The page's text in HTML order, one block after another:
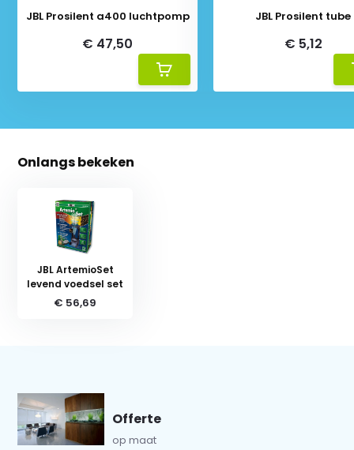
JBL Prosilent a400 luchtpomp
€ 47,50
JBL Prosilent tube
€ 5,12
Onlangs bekeken
JBL ArtemioSet
levend voedsel set
€ 56,69
Offerte
op maat